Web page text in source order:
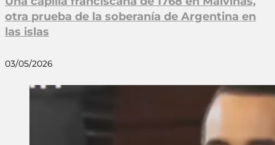
otra prueba de la soberanía de Argentina en
las islas
03/05/2026